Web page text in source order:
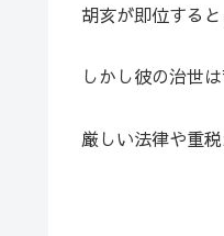
胡亥が即位する
しかし彼の治世
厳しい法律や重